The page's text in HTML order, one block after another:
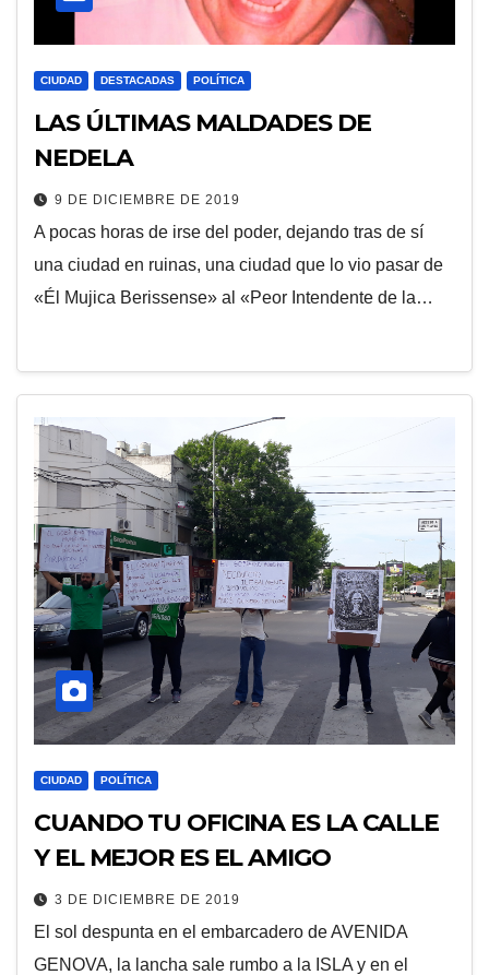
CIUDAD DESTACADAS POLÍTICA
LAS ÚLTIMAS MALDADES DE
NEDELA
9 DE DICIEMBRE DE 2019
A pocas horas de irse del poder, dejando tras de sí
una ciudad en ruinas, una ciudad que lo vio pasar de
«Él Mujica Berissense» al «Peor Intendente de la…
CIUDAD POLÍTICA
CUANDO TU OFICINA ES LA CALLE
Y EL MEJOR ES EL AMIGO
3 DE DICIEMBRE DE 2019
El sol despunta en el embarcadero de AVENIDA
GENOVA, la lancha sale rumbo a la ISLA y en el